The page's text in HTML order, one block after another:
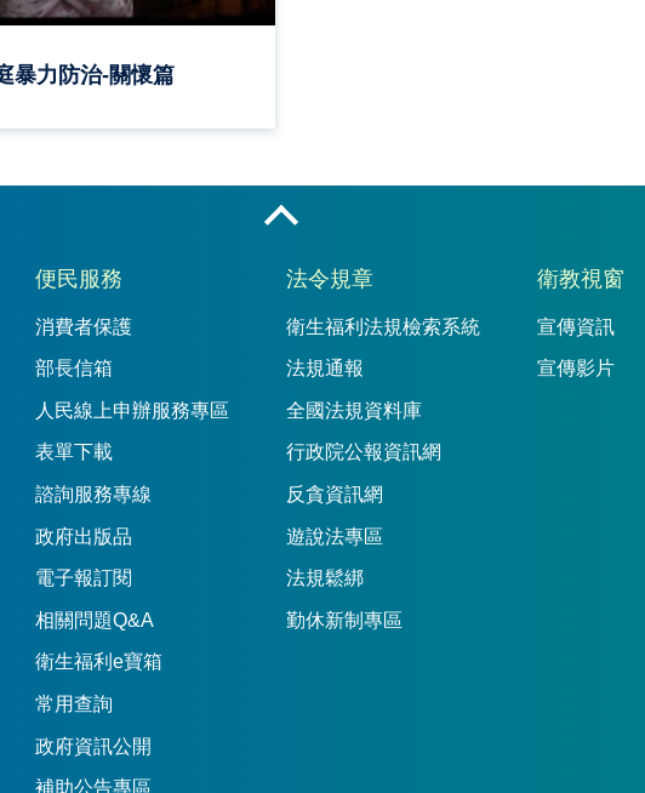
暴力防治-關懷篇
便民服務
消費者保護
部長信箱
人民線上申辦服務專區
表單下載
諮詢服務專線
政府出版品
電子報訂閱
相關問題Q&A
衛生福利e寶箱
常用查詢
政府資訊公開
補助公告專區
法令規章
衛生福利法規檢索系統
法規通報
全國法規資料庫
行政院公報資訊網
反貪資訊網
遊說法專區
法規鬆綁
勤休新制專區
衛教視窗
宣傳資訊
宣傳影片